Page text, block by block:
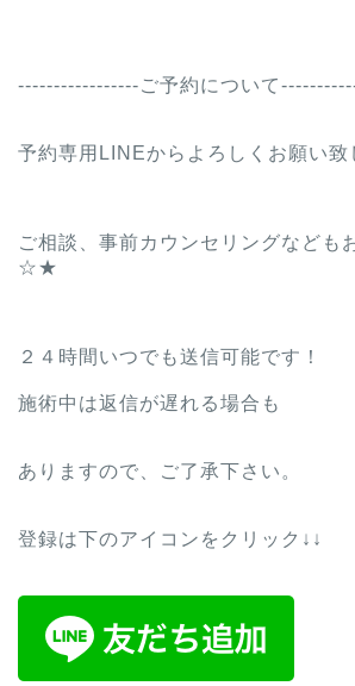
-----------------ご予約について
予約専用LINEからよろしくお願い致
ご相談、事前カウンセリングなども
☆★
２４時間いつでも送信可能です！
施術中は返信が遅れる場合も
ありますので、ご了承下さい。
登録は下のアイコンをクリック↓↓